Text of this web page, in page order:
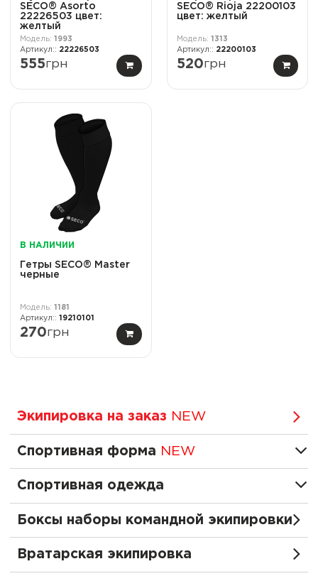
SECO® Asorto
22226503 цвет:
желтый
1993
22226503
555грн
SECO® Rioja 22200103
цвет: желтый
1313
22200103
520грн
В НАЛИЧИИ
Гетры SECO® Master
черные
1181
19210101
270грн
Экипировка на заказ NEW
Спортивная форма NEW
Спортивная одежда
Боксы наборы командной экипировки
Вратарская экипировка